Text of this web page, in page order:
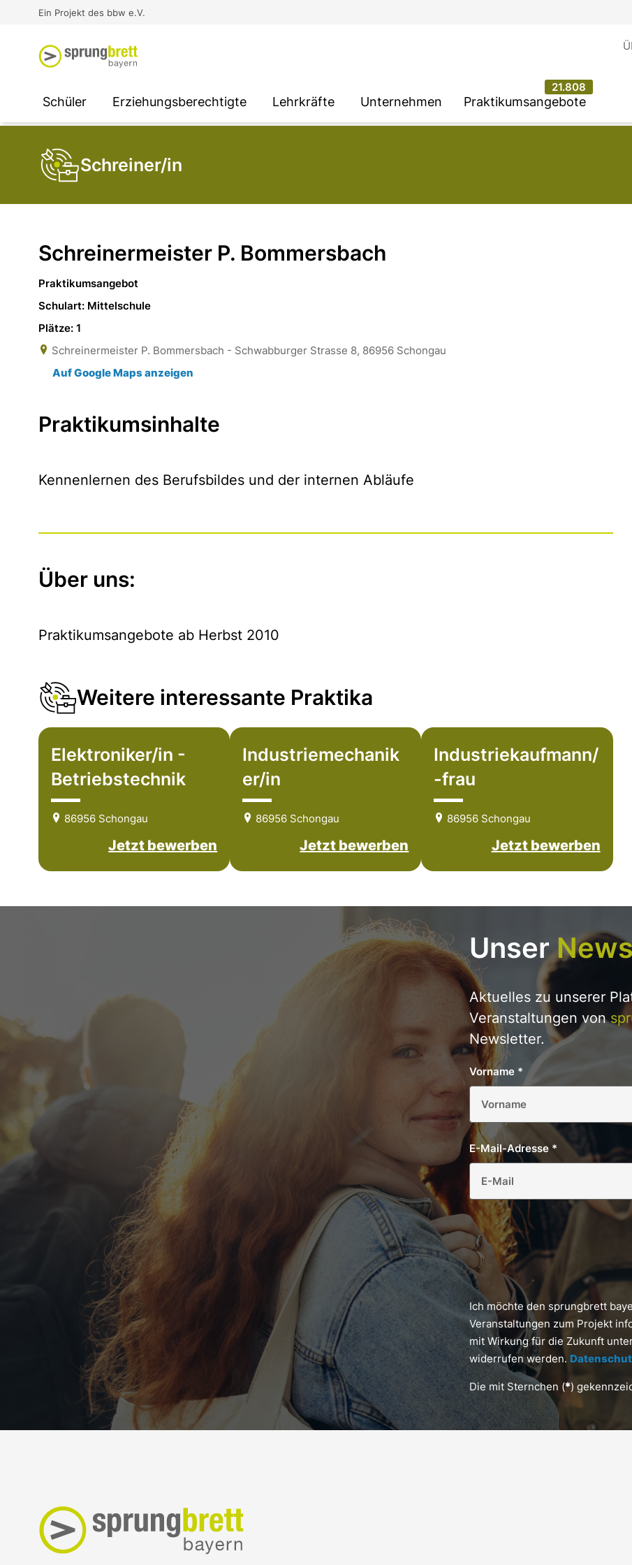
Ein Projekt des bbw e.V.
Schüler
SOCIAL MEDIA
Erziehungsberechtigte
SOCIAL MEDIA
Lehrkräfte
SOCIAL MEDIA
Unternehmen
Unternehmen
Praktikumsangebote
21.808
Schreiner/in
Schreinermeister P. Bommersbach
Praktikumsangebot
Schulart: Mittelschule
Plätze: 1
Schreinermeister P. Bommersbach - Schwabburger Strasse 8, 86956 Schongau
Auf Google Maps anzeigen
Praktikumsinhalte
Kennenlernen des Berufsbildes und der internen Abläufe
Über uns:
Praktikumsangebote ab Herbst 2010
Weitere interessante Praktika
Elektroniker/in -
Betriebstechnik
86956 Schongau
Jetzt bewerben
Industriemechanik
er/in
86956 Schongau
Jetzt bewerben
Industriekaufmann/
-frau
86956 Schongau
Jetzt bewerben
Unser
Aktuelles zu unserer
Veranstaltungen von
Newsletter.
Vorname *
E-Mail-Adresse *
Ich möchte den sprungbrett
Veranstaltungen zum Projekt
mit Wirkung für die Zukunft
widerrufen werden.
Die mit Sternchen (*)